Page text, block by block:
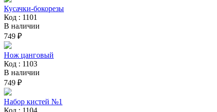
Кусачки-бокорезы
Код : 1101
В наличии
749 ₽
Нож цанговый
Код : 1103
В наличии
749 ₽
Набор кистей №1